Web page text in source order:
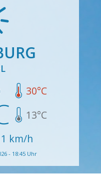
30°C
13°C
km/h
- 18:45 Uhr